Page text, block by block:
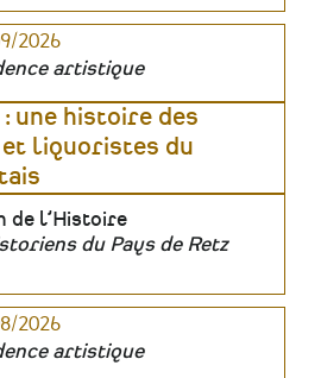
2026
artistique
: une histoire des
liquoristes du
de l’Histoire
du Pays de Retz
2026
artistique